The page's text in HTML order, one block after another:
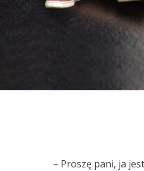
– Proszę pani, ja